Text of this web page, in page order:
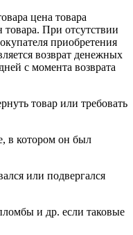
цена товара
товара. При отсутствии
приобретения
возврат денежных
с момента возврата
товар или требовать
в котором он был
или подвергался
и др. если таковые